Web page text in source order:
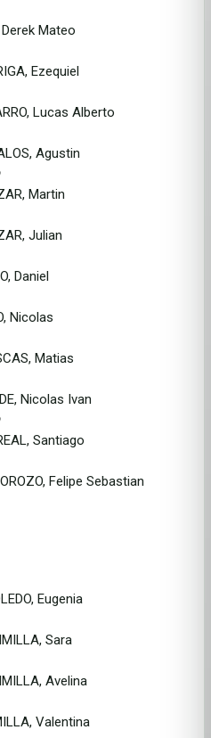
Mateo
Ezequiel
Lucas Alberto
Agustin
Martin
Julian
Daniel
Nicolas
Matias
Nicolas Ivan
Santiago
Felipe Sebastian
Eugenia
Sara
Avelina
Valentina